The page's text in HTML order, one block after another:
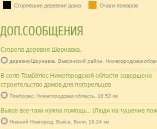
Сгоревшие деревни/ дома Очаги пожаров
Сгорела деревня Шернавка.
деревня Шернавка, Выксинский район, Нижегородская
В селе Тамболес Нижегородской области завершено
строительство домов для погорельцев
Тамболес, Нижегородская область, 16.53 км
Выксе все-таки нужна помощь... (Люди на тушение
Нижний Новгород, Выкса, Виля, 19.24 км